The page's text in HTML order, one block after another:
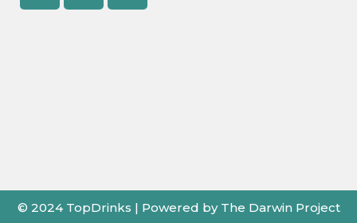
© 2024 TopDrinks | Powered by The Darwin Project